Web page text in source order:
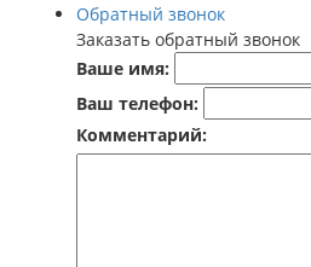
Обратный звонок
Заказать обратный звонок
Ваше имя:
Ваш телефон:
Комментарий: